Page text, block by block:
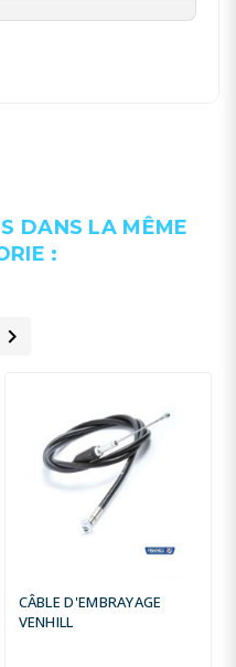
DANS LA MÊME
:

CÂBLE D'EMBRAYAGE
VENHILL